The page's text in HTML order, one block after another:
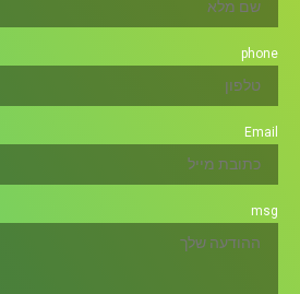
phone
Email
msg